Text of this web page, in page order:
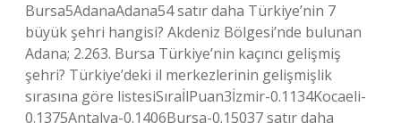
Bursa5AdanaAdana54 satır daha Türkiye’nin 7
büyük şehri hangisi? Akdeniz Bölgesi’nde bulunan
Adana; 2.263. Bursa Türkiye’nin kaçıncı gelişmiş
şehri? Türkiye’deki il merkezlerinin gelişmişlik
sırasına göre listesiSıraİlPuan3İzmir-0.1134Kocaeli-
0.1375Antalya-0.1406Bursa-0.15037 satır daha